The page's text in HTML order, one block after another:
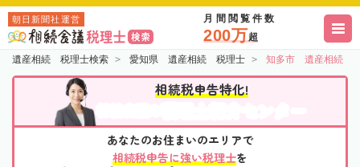
朝日新聞社運営 月間閲覧件数
200万超
遺産相続 税理士検索 愛知県 遺産相続 税理士 知多市 遺産相続
相続税申告特化!
あなたのお住まいのエリアで
相続税申告に強い税理士を